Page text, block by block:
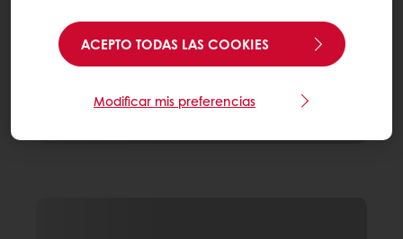
ACEPTO TODAS LAS COOKIES
Modificar mis preferencias